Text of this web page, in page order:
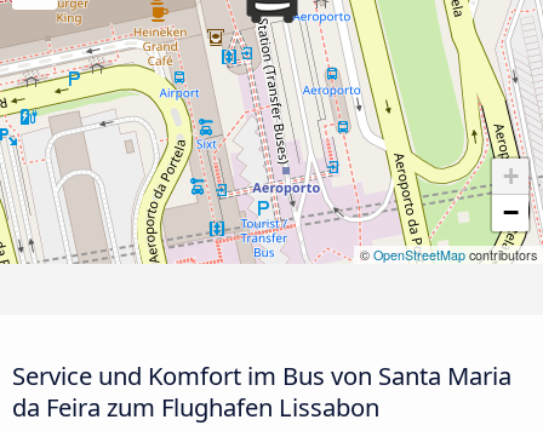
+
−
© OpenStreetMap contributors
Service und Komfort im Bus von Santa Maria
da Feira zum Flughafen Lissabon